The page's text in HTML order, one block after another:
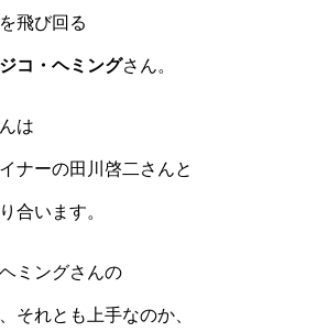
飛び回る
コ・ヘミングさん。
は
ナーの田川啓二さんと
合います。
ミングさんの
それとも上手なのか、